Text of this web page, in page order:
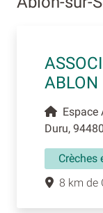
ABLON
Espace
Duru,
Crèches
8 km de